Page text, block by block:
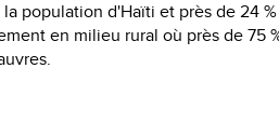
population d'Haïti et près de 24
en milieu rural où près de 75